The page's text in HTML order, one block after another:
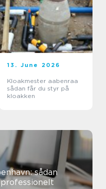
13. June 2026
Kloakmester aabenraa
sådan får du styr på
kloakken
sådan